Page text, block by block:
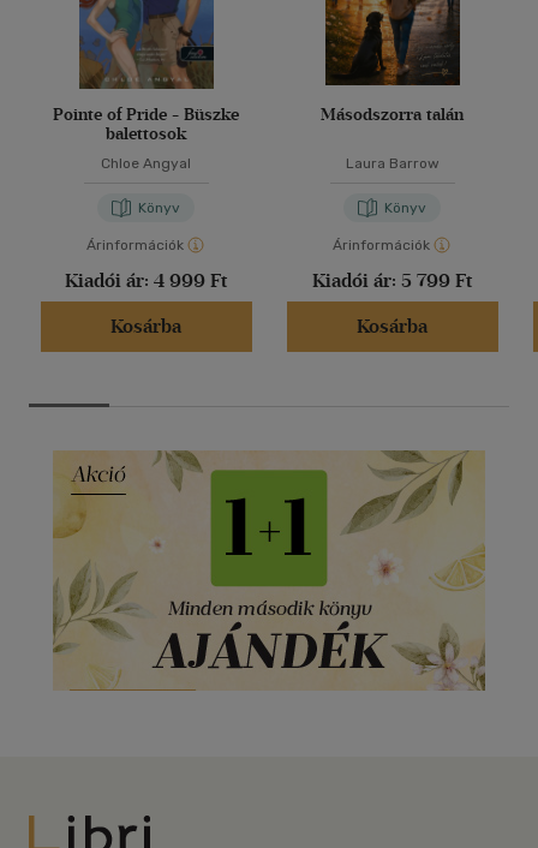
Pointe of Pride - Büszke
balettosok
Chloe Angyal
Könyv
Árinformációk
Kiadói ár: 4 999 Ft
Kosárba
Másodszorra talán
Laura Barrow
Könyv
Árinformációk
Kiadói ár: 5 799 Ft
Kosárba
Libri